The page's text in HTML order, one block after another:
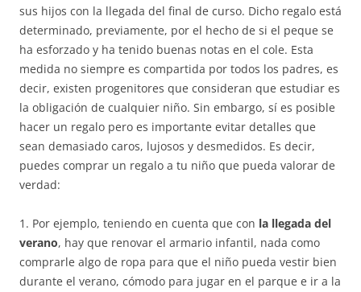
sus hijos con la llegada del final de curso. Dicho regalo está
determinado, previamente, por el hecho de si el peque se
ha esforzado y ha tenido buenas notas en el cole. Esta
medida no siempre es compartida por todos los padres, es
decir, existen progenitores que consideran que estudiar es
la obligación de cualquier niño. Sin embargo, sí es posible
hacer un regalo pero es importante evitar detalles que
sean demasiado caros, lujosos y desmedidos. Es decir,
puedes comprar un regalo a tu niño que pueda valorar de
verdad:
1. Por ejemplo, teniendo en cuenta que con la llegada del
verano, hay que renovar el armario infantil, nada como
comprarle algo de ropa para que el niño pueda vestir bien
durante el verano, cómodo para jugar en el parque e ir a la